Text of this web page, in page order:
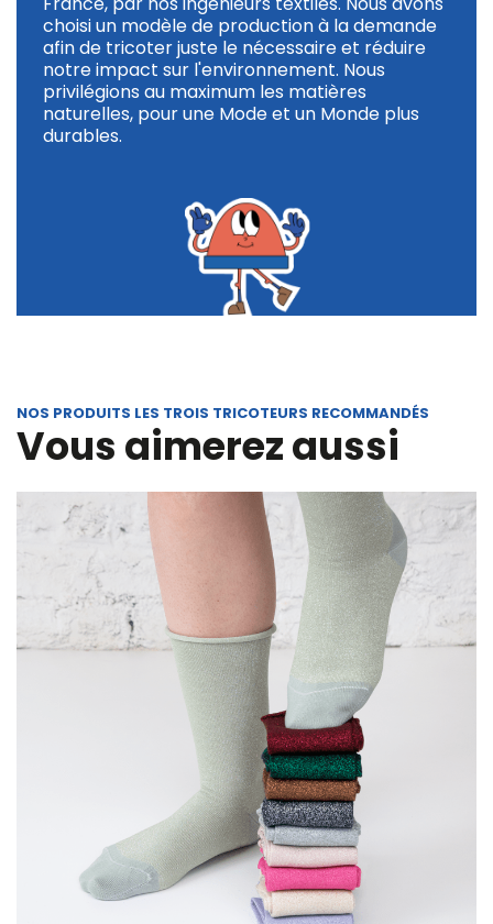
choisi un modèle de production à la demande
afin de tricoter juste le nécessaire et réduire
notre impact sur l'environnement. Nous
privilégions au maximum les matières
naturelles, pour une Mode et un Monde plus
durables.
NOS PRODUITS LES TROIS TRICOTEURS RECOMMANDÉS
Vous aimerez aussi